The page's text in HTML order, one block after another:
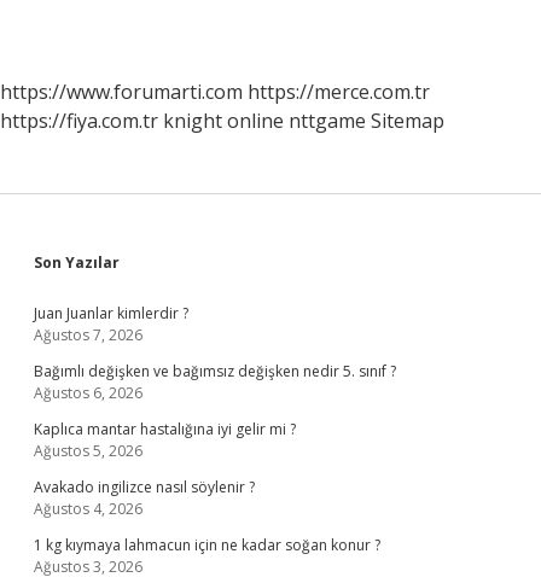
https://www.forumarti.com https://merce.com.tr
https://fiya.com.tr knight online nttgame Sitemap
Sidebar
Son Yazılar
Juan Juanlar kimlerdir ?
Ağustos 7, 2026
Bağımlı değişken ve bağımsız değişken nedir 5. sınıf ?
Ağustos 6, 2026
Kaplıca mantar hastalığına iyi gelir mi ?
Ağustos 5, 2026
Avakado ingilizce nasıl söylenir ?
Ağustos 4, 2026
1 kg kıymaya lahmacun için ne kadar soğan konur ?
Ağustos 3, 2026